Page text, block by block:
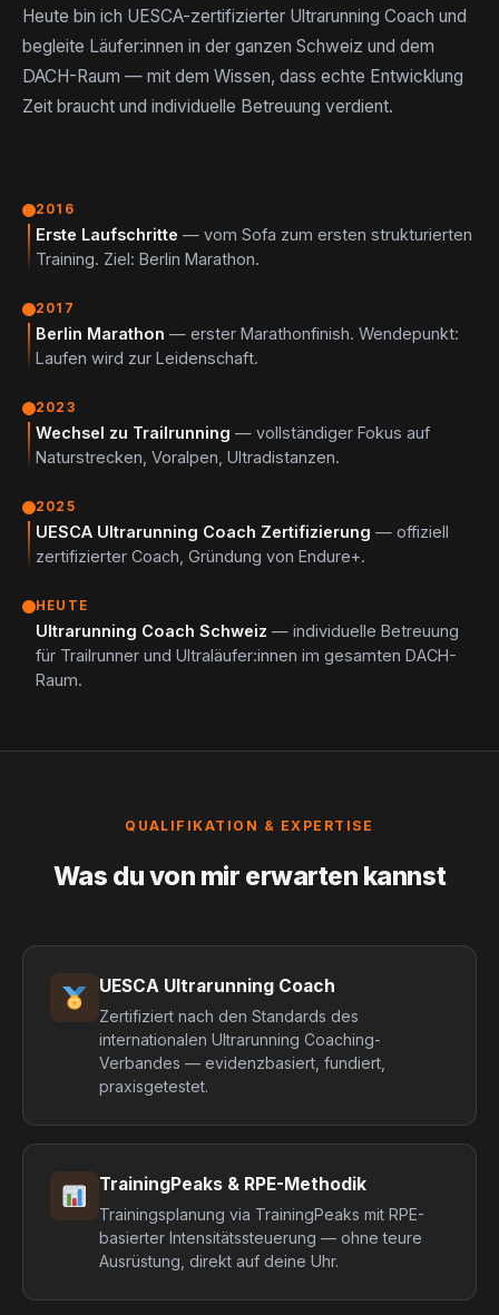
Heute bin ich UESCA-zertifizierter Ultrarunning Coach und
begleite Läufer:innen in der ganzen Schweiz und dem
DACH-Raum — mit dem Wissen, dass echte Entwicklung
Zeit braucht und individuelle Betreuung verdient.
2016
Erste Laufschritte — vom Sofa zum ersten strukturierten
Training. Ziel: Berlin Marathon.
2017
Berlin Marathon — erster Marathonfinish. Wendepunkt:
Laufen wird zur Leidenschaft.
2023
Wechsel zu Trailrunning — vollständiger Fokus auf
Naturstrecken, Voralpen, Ultradistanzen.
2025
UESCA Ultrarunning Coach Zertifizierung — offiziell
zertifizierter Coach, Gründung von Endure+.
HEUTE
Ultrarunning Coach Schweiz — individuelle Betreuung
für Trailrunner und Ultraläufer:innen im gesamten DACH-
Raum.
QUALIFIKATION & EXPERTISE
Was du von mir erwarten kannst
UESCA Ultrarunning Coach
Zertifiziert nach den Standards des
internationalen Ultrarunning Coaching-
Verbandes — evidenzbasiert, fundiert,
praxisgetestet.
TrainingPeaks & RPE-Methodik
Trainingsplanung via TrainingPeaks mit RPE-
basierter Intensitätssteuerung — ohne teure
Ausrüstung, direkt auf deine Uhr.